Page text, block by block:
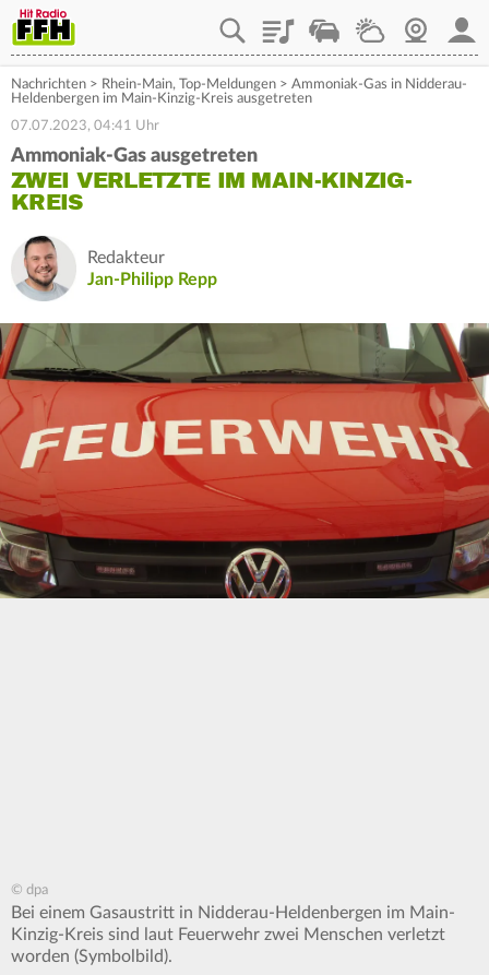
PlaylistStaupilotWetterWebcam
Nachrichten > Rhein-Main, Top-Meldungen > Ammoniak-Gas in Nidderau-
Heldenbergen im Main-Kinzig-Kreis ausgetreten
07.07.2023, 04:41 Uhr
Ammoniak-Gas ausgetreten
ZWEI VERLETZTE IM MAIN-KINZIG-
KREIS
Redakteur
Jan-Philipp Repp
© dpa
Bei einem Gasaustritt in Nidderau-Heldenbergen im Main-
Kinzig-Kreis sind laut Feuerwehr zwei Menschen verletzt
worden (Symbolbild).